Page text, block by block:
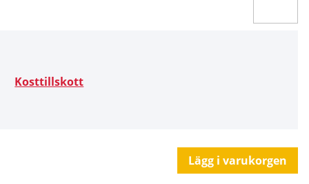
Kosttillskott
Lägg i varukorgen